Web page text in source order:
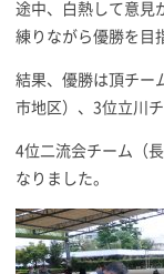
途中、白熱して意見
練りながら優勝を目
結果、優勝は頂チー
市地区）、3位立川
4位二流会チーム（
なりました。